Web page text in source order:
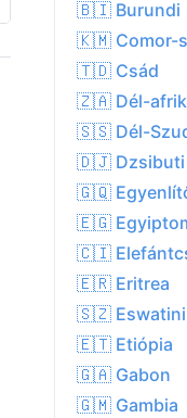
🇧🇮 Burundi
🇰🇲 Comor-
🇹🇩 Csád
🇿🇦 Dél-
🇸🇸 Dél-
🇩🇯 Dzsibuti
🇬🇶
🇪🇬
🇨🇮
🇪🇷 Eritrea
🇸🇿 Eswatini
🇪🇹 Etiópia
🇬🇦 Gabon
🇬🇲 Gambia